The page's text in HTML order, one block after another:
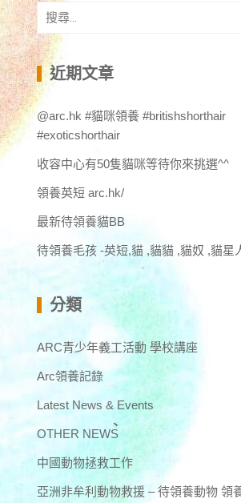
搜
尋
關
鍵
字:
近期文章
@arc.hk #貓咪領養 #britishshorthair
#exoticshorthair
收容中心有50隻貓咪等待你來挑選^^
領養英短 arc.hk/
最新待領養貓BB
待領養毛孩 -英短,貓 ,貓貓 ,貓奴 ,貓星
分類
ARC青少年義工活動 學校講座
Arc領養記錄
Latest News & Events
OTHER NEWS
中國動物拯救工作
亞洲非牟利動物救援 – 待領養動物 領